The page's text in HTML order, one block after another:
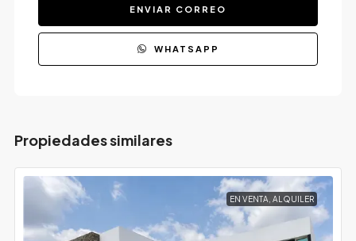
ENVIAR CORREO
WHATSAPP
Propiedades similares
EN VENTA, ALQUILER